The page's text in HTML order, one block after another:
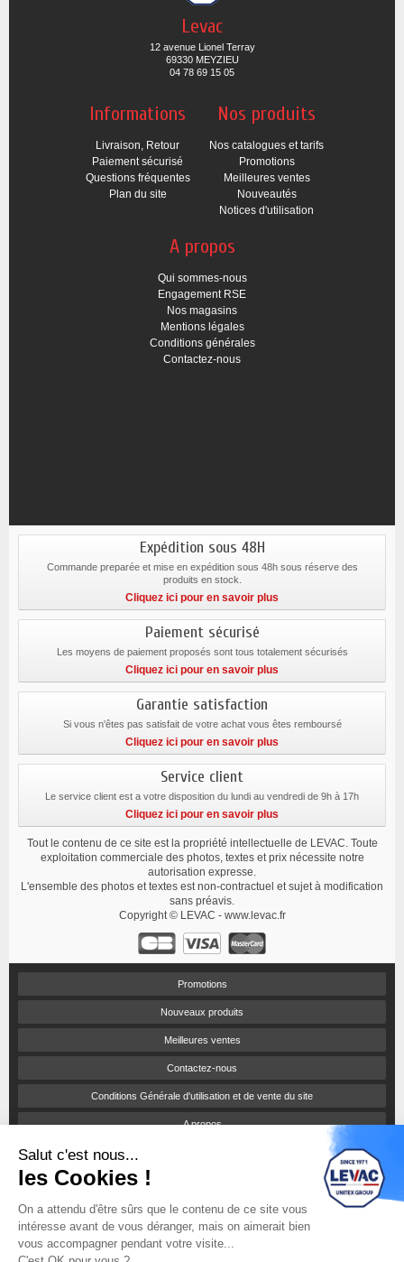
Levac
12 avenue Lionel Terray
69330 MEYZIEU
04 78 69 15 05
Informations
Livraison, Retour
Paiement sécurisé
Questions fréquentes
Plan du site
Nos produits
Nos catalogues et tarifs
Promotions
Meilleures ventes
Nouveautés
Notices d'utilisation
A propos
Qui sommes-nous
Engagement RSE
Nos magasins
Mentions légales
Conditions générales
Contactez-nous
Expédition sous 48H
Commande preparée et mise en expédition sous 48h sous réserve des
produits en stock.
Cliquez ici pour en savoir plus
Paiement sécurisé
Les moyens de paiement proposés sont tous totalement sécurisés
Cliquez ici pour en savoir plus
Garantie satisfaction
Si vous n'êtes pas satisfait de votre achat vous êtes remboursé
Cliquez ici pour en savoir plus
Service client
Le service client est a votre disposition du lundi au vendredi de 9h à 17h
Cliquez ici pour en savoir plus
Tout le contenu de ce site est la propriété intellectuelle de LEVAC. Toute
exploitation commerciale des photos, textes et prix nécessite notre
autorisation expresse.
L'ensemble des photos et textes est non-contractuel et sujet à modification
sans préavis.
Copyright © LEVAC - www.levac.fr
Promotions
Nouveaux produits
Meilleures ventes
Contactez-nous
Conditions Générale d'utilisation et de vente du site
A propos
Politique de confidentialité
Catalogues et tarifs
Engagement RSE
Salut c'est nous...
les Cookies !
On a attendu d'être sûrs que le contenu de ce site vous
intéresse avant de vous déranger, mais on aimerait bien
vous accompagner pendant votre visite...